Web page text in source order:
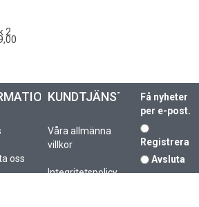
2
oss
KUNDTJÄNST
Våra allmänna
villkor
Integritetspolicy
Få nyheter
per e-post.
Registrera
Avsluta